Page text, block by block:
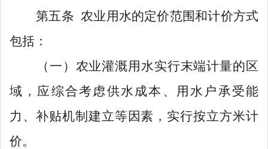
第五条 农业用水的定价范围和计价方式
包括：
（一） 农业灌溉用水实行末端计量的区
域，应综合考虑供水成本、用 水 户承受能
力、补贴机制建立等因素， 实行按立方米计
价。